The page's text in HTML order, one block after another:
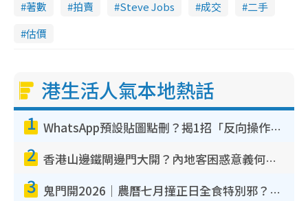
著數 拍賣 Steve Jobs 成交
二手
估價
港生活人氣本地熱話
1 WhatsApp預設貼圖點刪？揭1招「反向操作」還原簡潔介面 附3步實測教學
2 香港山邊鐵閘邊門大開？內地客困惑意義何在！網民神回覆：呢種叫法理性防禦
3 鬼門開2026｜農曆七月撞正日全食特別邪？專家警告切忌做一事！揭4大禁忌+2招保平安